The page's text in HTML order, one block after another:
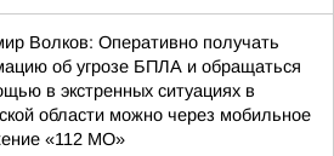
Волков: Оперативно получать
об угрозе БПЛА и обращаться
в экстренных ситуациях в
области можно через мобильное
«112 МО»